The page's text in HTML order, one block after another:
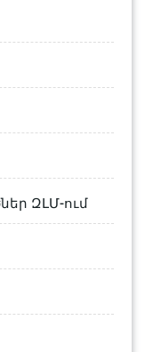
ԶԼՄ-ում